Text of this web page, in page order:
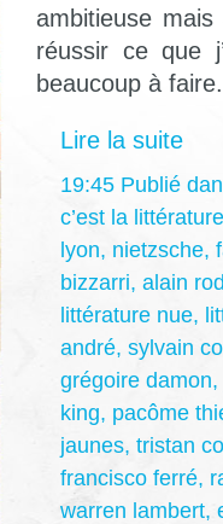
ambitieuse
réussir ce que
beaucoup à faire.
Lire la suite
19:45 Publié
c’est la
lyon, nietzsche,
bizzarri, alain
littérature nue,
andré, sylvain
grégoire damon,
king, pacôme
jaunes, tristan
francisco ferré,
warren lambert,